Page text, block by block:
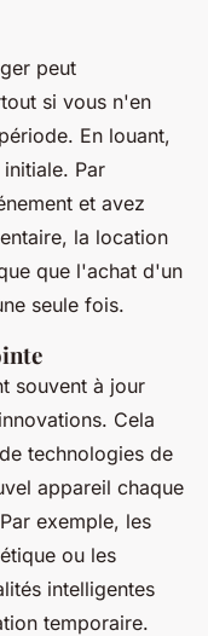
peut
si vous n'en
En louant,
Par
et avez
la location
que l'achat d'un
seule fois.
souvent à jour
Cela
technologies de
appareil chaque
exemple, les
ou les
intelligentes
temporaire.